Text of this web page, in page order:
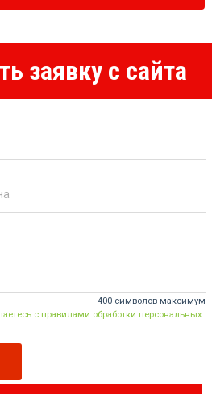
заявку с сайта
400 символов максимум
с правилами обработки персональных